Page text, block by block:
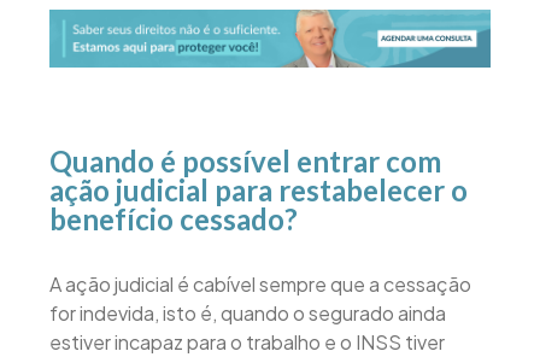
Quando é possível entrar com
ação judicial para restabelecer o
benefício cessado?
A ação judicial é cabível sempre que a cessação
for indevida, isto é, quando o segurado ainda
estiver incapaz para o trabalho e o INSS tiver